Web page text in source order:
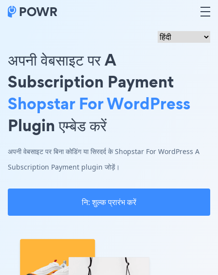
अपनी वेबसाइट पर A
Subscription Payment
Shopstar For WordPress
Plugin एम्बेड करें
अपनी वेबसाइट पर बिना कोडिंग या सिरदर्द के Shopstar For WordPress A
Subscription Payment plugin जोड़ें।
नि: शुल्क प्रारंभ करें